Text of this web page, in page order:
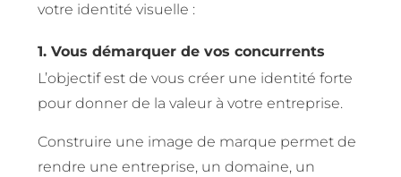
votre identité visuelle :
1. Vous démarquer de vos concurrents
L’objectif est de vous créer une identité forte
pour donner de la valeur à votre entreprise.
Construire une image de marque permet de
rendre une entreprise, un domaine, un